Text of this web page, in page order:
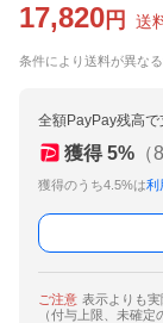
17,820 円 送
条件により送料が異な
全額PayPay残高
獲得 5% （
獲得のうち4.5%は利
ご注意 表示よりも
（付与上限、未確定